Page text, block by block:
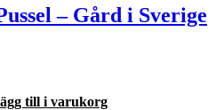
– Gård i Sverige
till i varukorg